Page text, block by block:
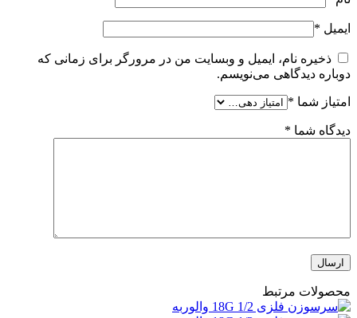
ایمیل *
ذخیره نام، ایمیل و وبسایت من در مرورگر برای زمانی که
دوباره دیدگاهی می‌نویسم.
امتیاز شما *
دیدگاه شما *
محصولات مرتبط